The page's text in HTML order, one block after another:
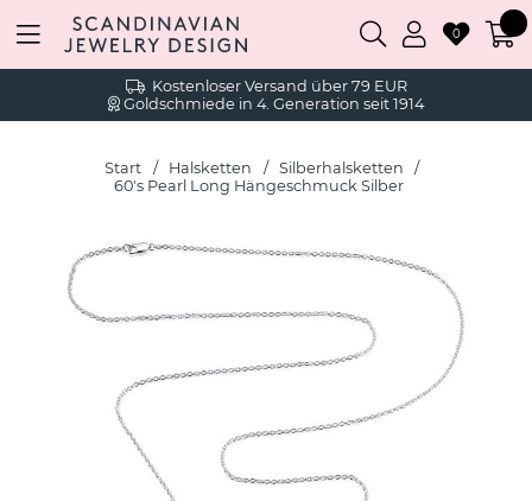
Kostenloser Versand über 79 EUR
Goldschmiede in 4. Generation seit 1914
0
Start Halsketten
Silberhalsketten
60's Pearl Long Hängeschmuck Silber